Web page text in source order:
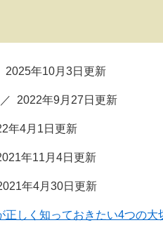
2025年10月3日更新
2022年9月27日更新
年4月1日更新
年11月4日更新
年4月30日更新
しく知っておきたい4つの大